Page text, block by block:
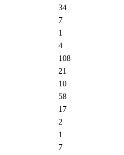
34
7
1
4
108
21
10
58
17
2
1
7